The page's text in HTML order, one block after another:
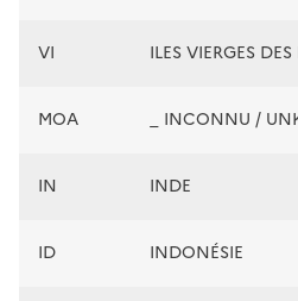
VI ILES VIERGES
MOA _ INCONNU /
IN INDE
ID INDONÉSIE